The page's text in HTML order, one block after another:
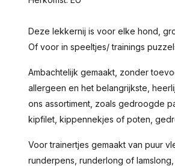
Deze lekkernij is voor elke hond,
Of voor in speeltjes/ trainings
Ambachtelijk gemaakt, zonder
allergeen en het belangrijkste,
ons assortiment, zoals gedroogde
kipfilet, kippennekjes of poten,
Voor trainertjes gemaakt van puur
runderpens, runderlong of